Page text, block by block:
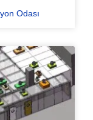
Odası